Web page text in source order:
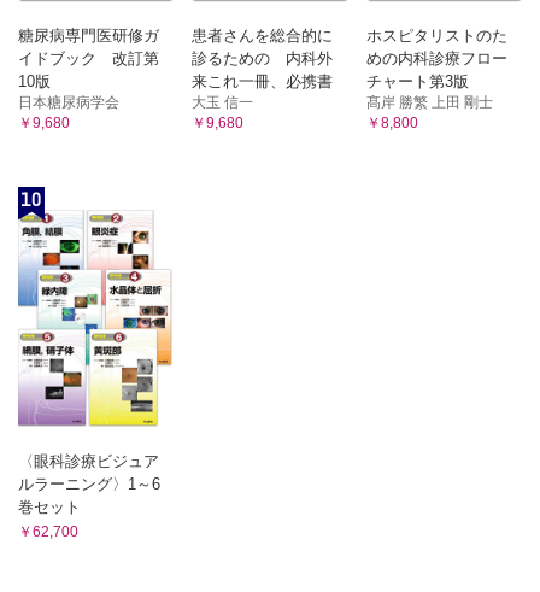
糖尿病専門医研修ガ
イドブック 改訂第
10版
日本糖尿病学会
￥9,680
患者さんを総合的に
診るための 内科外
来これ一冊、必携書
大玉 信一
￥9,680
ホスピタリストのた
めの内科診療フロー
チャート第3版
髙岸 勝繁 上田 剛士
￥8,800
10
〈眼科診療ビジュア
ルラーニング〉1～6
巻セット
￥62,700